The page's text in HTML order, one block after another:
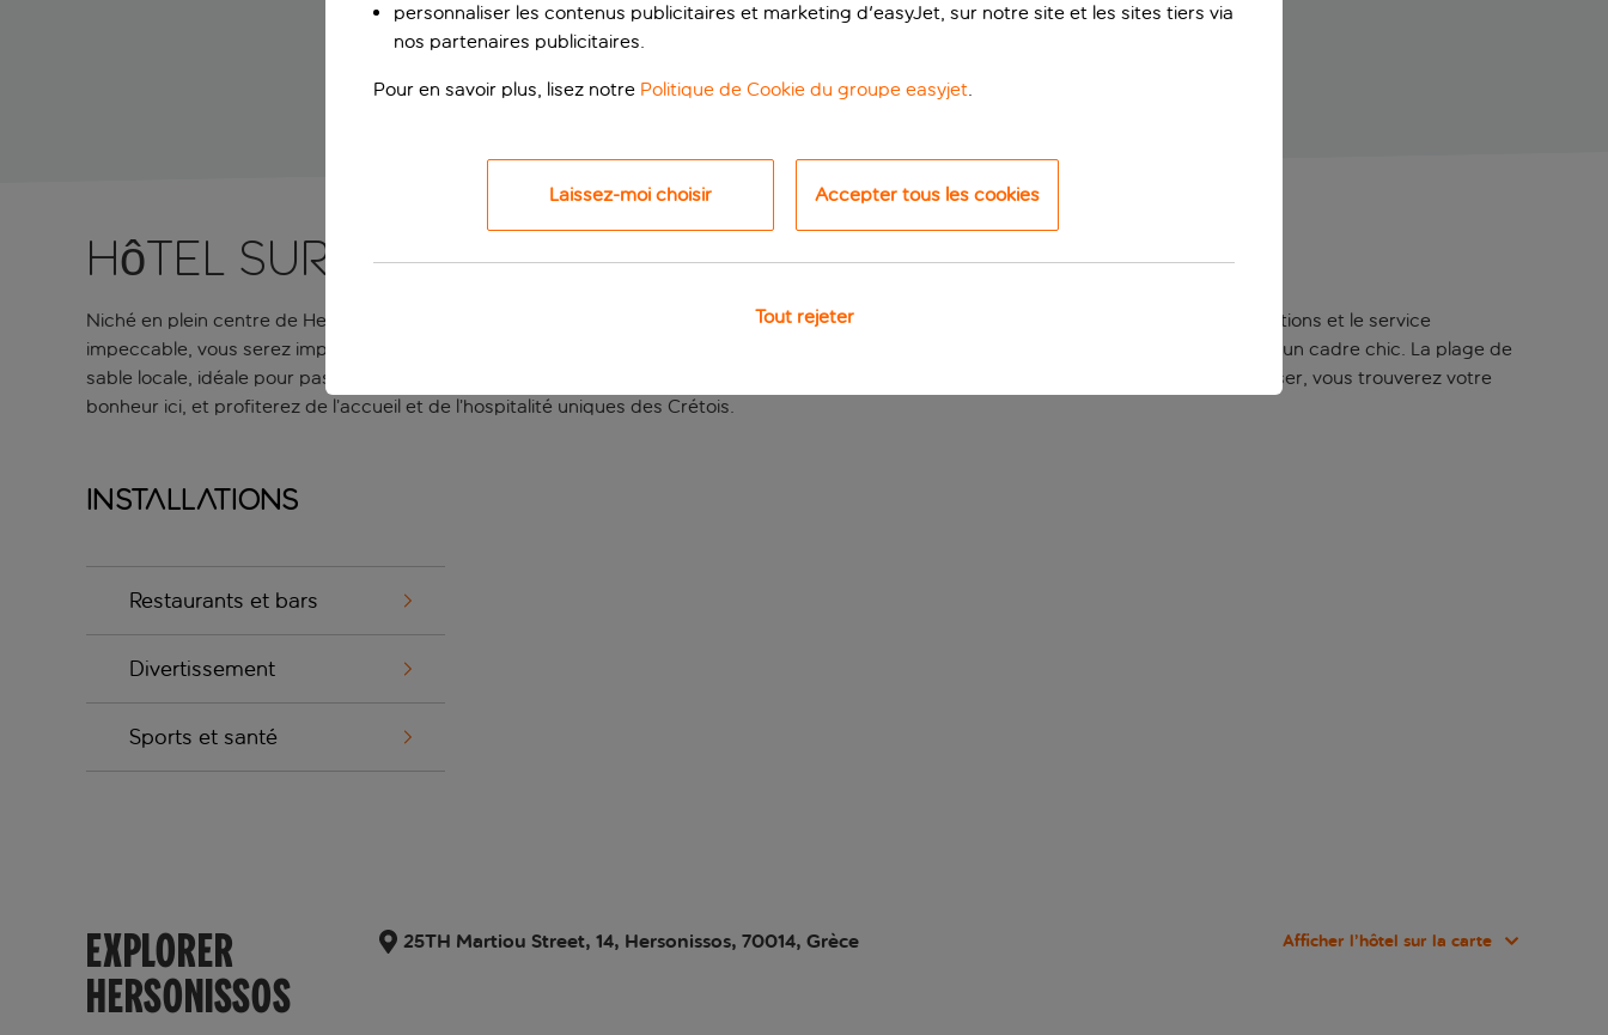
Hôtel sur la promenade réservé aux adultes
Niché en plein centre de Hersonissos, cet hôtel est à proximité de toutes les principales attractions de la ville. Entre les excellentes installations et le service
impeccable, vous serez impressionné par ses chambres bien équipées et la multitude d’options pour se détendre avec vos proches dans un cadre chic. La plage de
sable locale, idéale pour passer quelques jours à profiter du soleil, se situe à deux pas. Que vous souhaitiez vous détendre ou vous dépenser, vous trouverez votre
bonheur ici, et profiterez de l’accueil et de l’hospitalité uniques des Crétois.
Installations
Restaurants et bars
Divertissement
Sports et santé
EXPLORER
HERSONISSOS
25TH Martiou Street, 14, Hersonissos, 70014, Grèce Afficher l’hôtel sur la carte
personnaliser les contenus publicitaires et marketing d'easyJet, sur notre site et les sites tiers via
nos partenaires publicitaires.
Pour en savoir plus, lisez notre Politique de Cookie du groupe easyjet.
Laissez-moi choisir Accepter tous les cookies
Tout rejeter